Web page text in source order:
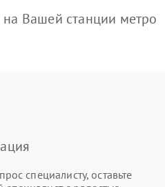
Вашей станции метро
специалисту, оставьте